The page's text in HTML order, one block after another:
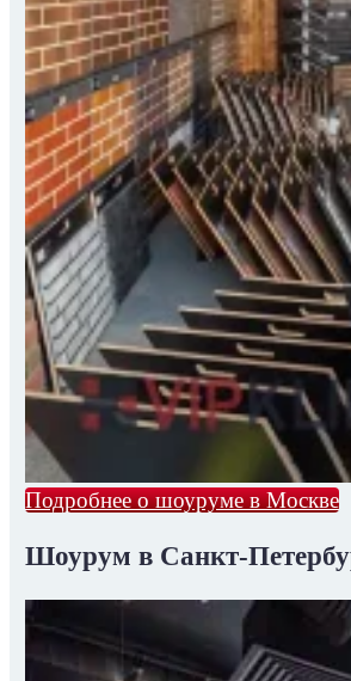
Подробнее о шоуруме в Москве
Шоурум в Санкт-